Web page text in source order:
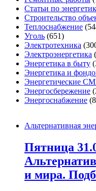
Статьи по
Строительство
Теплоснабжение
Уголь (651)
Электротехника
Электроэнергетика
Энергетика в быту
Энергетика и
Энергетические
Энергосбережение
Энергоснабжение
Альтернативная
Пятница
и мира.